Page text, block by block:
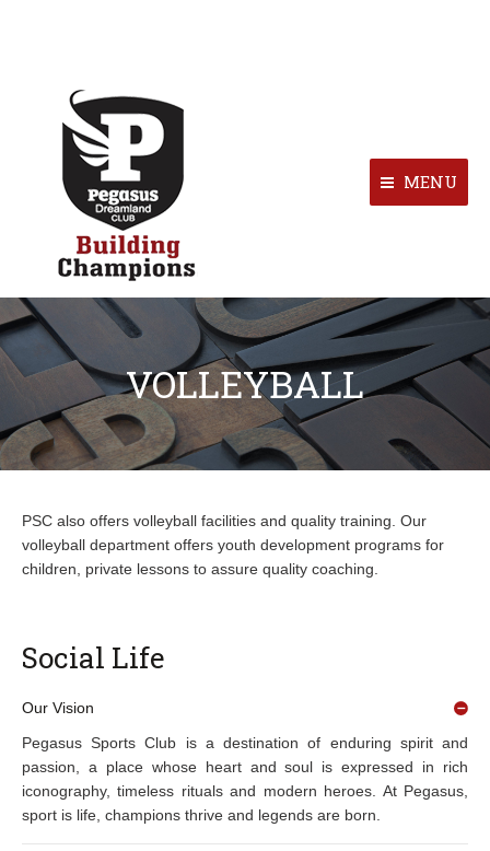
MENU
VOLLEYBALL
PSC also offers volleyball facilities and quality training. Our
volleyball department offers youth development programs for
children, private lessons to assure quality coaching.
Social Life
Our Vision
Pegasus Sports Club is a destination of enduring spirit and
passion, a place whose heart and soul is expressed in rich
iconography, timeless rituals and modern heroes. At Pegasus,
sport is life, champions thrive and legends are born.